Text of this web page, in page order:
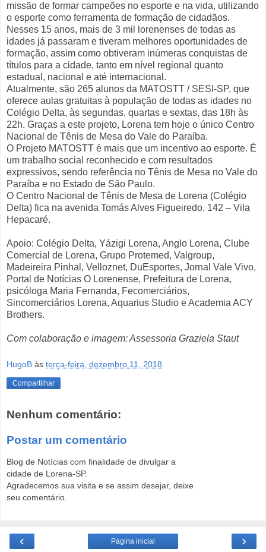
missão de formar campeões no esporte e na vida, utilizando
o esporte como ferramenta de formação de cidadãos.
Nesses 15 anos, mais de 3 mil lorenenses de todas as
idades já passaram e tiveram melhores oportunidades de
formação, assim como obtiveram inúmeras conquistas de
títulos para a cidade, tanto em nível regional quanto
estadual, nacional e até internacional.
Atualmente, são 265 alunos da MATOSTT / SESI-SP, que
oferece aulas gratuitas à população de todas as idades no
Colégio Delta, às segundas, quartas e sextas, das 18h às
22h. Graças a este projeto, Lorena tem hoje o único Centro
Nacional de Tênis de Mesa do Vale do Paraíba.
O Projeto MATOSTT é mais que um incentivo ao esporte. É
um trabalho social reconhecido e com resultados
expressivos, sendo referência no Tênis de Mesa no Vale do
Paraíba e no Estado de São Paulo.
O Centro Nacional de Tênis de Mesa de Lorena (Colégio
Delta) fica na avenida Tomás Alves Figueiredo, 142 – Vila
Hepacaré.
Apoio: Colégio Delta, Yázigi Lorena, Anglo Lorena, Clube
Comercial de Lorena, Grupo Protemed, Valgroup,
Madeireira Pinhal, Velloznet, DuEsportes, Jornal Vale Vivo,
Portal de Notícias O Lorenense, Prefeitura de Lorena,
psicóloga Maria Fernanda, Fecomerciários,
Sincomerciários Lorena, Aquarius Studio e Academia ACY
Brothers.
Com colaboração e imagem: Assessoria Graziela Staut
HugoB às terça-feira, dezembro 11, 2018
Compartilhar
Nenhum comentário:
Postar um comentário
Blog de Notícias com finalidade de divulgar a
cidade de Lorena-SP.
Agradecemos sua visita e se assim desejar, deixe
seu comentário.
‹ ›
Página inicial